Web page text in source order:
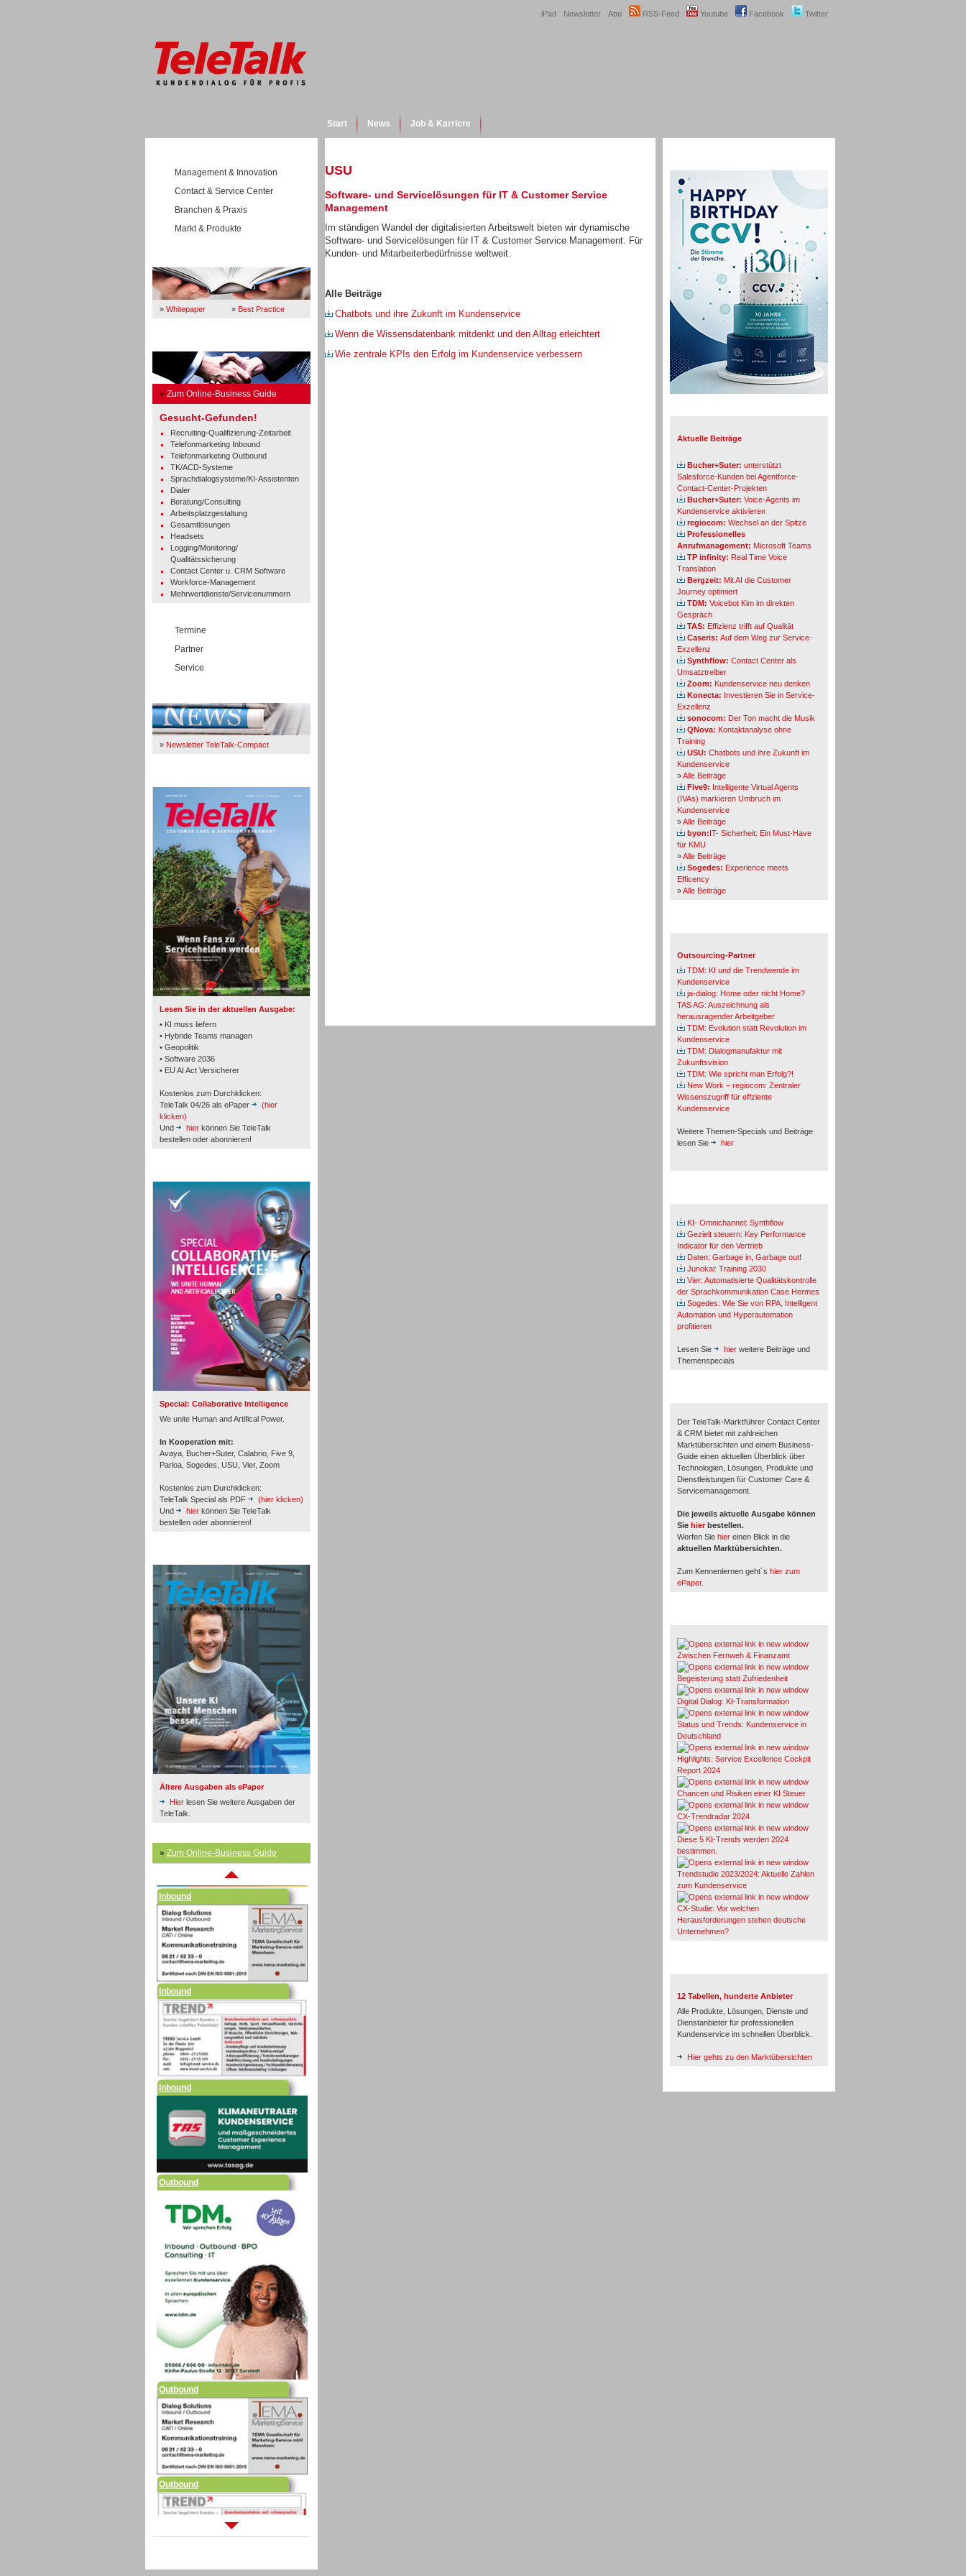
Twitter
Facebook
Youtube
RSS-Feed
Abo
Newsletter
iPad
Start News Job & Karriere
Management & Innovation
Contact & Service Center
Branchen & Praxis
Markt & Produkte
» Whitepaper » Best Practice
» Zum Online-Business Guide
Gesucht-Gefunden!
Recruiting-Qualifizierung-Zeitarbeit
Telefonmarketing Inbound
Telefonmarketing Outbound
TK/ACD-Systeme
Sprachdialogsysteme/KI-Assistenten
Dialer
Beratung/Consulting
Arbeitsplatzgestaltung
Gesamtlösungen
Headsets
Logging/Monitoring/
Qualitätssicherung
Contact Center u. CRM Software
Workforce-Management
Mehrwertdienste/Servicenummern
Termine
Partner
Service
» Newsletter TeleTalk-Compact
Lesen Sie in der aktuellen Ausgabe:
• KI muss liefern
• Hybride Teams managen
• Geopolitik
• Software 2036
• EU AI Act Versicherer
Kostenlos zum Durchklicken:
TeleTalk 04/26 als ePaper
(hier
klicken)
Und
hier können Sie TeleTalk
bestellen oder abonnieren!
Special: Collaborative Intelligence
We unite Human and Artifical Power.
In Kooperation mit:
Avaya, Bucher+Suter, Calabrio, Five 9,
Parloa, Sogedes, USU, Vier, Zoom
Kostenlos zum Durchklicken:
TeleTalk Special als PDF
(hier klicken)
Und
hier können Sie TeleTalk
bestellen oder abonnieren!
Ältere Ausgaben als ePaper
Hier lesen Sie weitere Ausgaben der
TeleTalk.
» Zum Online-Business Guide
TK- und ACD-Systeme
Workforce-Management
Personal
Inbound
Inbound
Inbound
Inbound
Inbound
Outbound
Outbound
USU
Software- und Servicelösungen für IT & Customer Service
Management
Im ständigen Wandel der digitalisierten Arbeitswelt bieten wir dynamische
Software- und Servicelösungen für IT & Customer Service Management. Für
Kunden- und Mitarbeiterbedürfnisse weltweit.
Alle Beiträge
Chatbots und ihre Zukunft im Kundenservice
Wenn die Wissensdatenbank mitdenkt und den Alltag erleichtert
Wie zentrale KPIs den Erfolg im Kundenservice verbessern
Aktuelle Beiträge
Bucher+Suter: unterstützt
Salesforce-Kunden bei Agentforce-
Contact-Center-Projekten
Bucher+Suter: Voice-Agents im
Kundenservice aktivieren
regiocom: Wechsel an der Spitze
Professionelles
Anrufmanagement: Microsoft Teams
TP infinity: Real Time Voice
Translation
Bergzeit: Mit AI die Customer
Journey optimiert
TDM: Voicebot Kim im direkten
Gespräch
TAS: Effizienz trifft auf Qualität
Caseris: Auf dem Weg zur Service-
Exzellenz
Synthflow: Contact Center als
Umsatztreiber
Zoom: Kundenservice neu denken
Konecta: Investieren Sie in Service-
Exzellenz
sonocom: Der Ton macht die Musik
QNova: Kontaktanalyse ohne
Training
USU: Chatbots und ihre Zukunft im
Kundenservice
»Alle Beiträge
Five9: Intelligente Virtual Agents
(IVAs) markieren Umbruch im
Kundenservice
»Alle Beiträge
byon:IT- Sicherheit: Ein Must-Have
für KMU
»Alle Beiträge
Sogedes: Experience meets
Efficency
»Alle Beiträge
Outsourcing-Partner
TDM: KI und die Trendwende im
Kundenservice
ja-dialog: Home oder nicht Home?
TAS AG: Auszeichnung als
herausragender Arbeitgeber
TDM: Evolution statt Revolution im
Kundenservice
TDM: Dialogmanufaktur mit
Zukunftsvision
TDM: Wie spricht man Erfolg?!
New Work – regiocom: Zentraler
Wissenszugriff für effziente
Kundenservice
Weitere Themen-Specials und Beiträge
lesen Sie
hier
KI- Omnichannel: Synthflow
Gezielt steuern: Key Performance
Indicator für den Vertrieb
Daten: Garbage in, Garbage out!
Junokai: Training 2030
Vier: Automatisierte Qualitätskontrolle
der Sprachkommunikation Case Hermes
Sogedes: Wie Sie von RPA, Intelligent
Automation und Hyperautomation
profitieren
Lesen Sie hier weitere Beiträge und
Themenspecials
Der TeleTalk-Marktführer Contact Center
& CRM bietet mit zahlreichen
Marktübersichten und einem Business-
Guide einen aktuellen Überblick über
Technologien, Lösungen, Produkte und
Dienstleistungen für Customer Care &
Servicemanagement.
Die jeweils aktuelle Ausgabe können
Sie hier bestellen.
Werfen Sie hier einen Blick in die
aktuellen Marktübersichten.
Zum Kennenlernen geht´s hier zum
ePaper.
Zwischen Fernweh & Finanzamt
Begeisterung statt Zufriedenheit
Digital Dialog: KI-Transformation
Status und Trends: Kundenservice in
Deutschland
Highlights: Service Excellence Cockpit
Report 2024
Chancen und Risiken einer KI Steuer
CX-Trendradar 2024
Diese 5 KI-Trends werden 2024
bestimmen.
Trendstudie 2023/2024: Aktuelle Zahlen
zum Kundenservice
CX-Studie: Vor welchen
Herausforderungen stehen deutsche
Unternehmen?
12 Tabellen, hunderte Anbieter
Alle Produkte, Lösungen, Dienste und
Dienstanbieter für professionellen
Kundenservice im schnellen Überblick.
Hier gehts zu den Marktübersichten